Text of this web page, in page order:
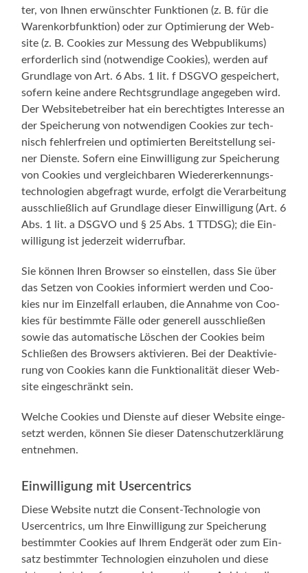
ter, von Ihnen erwünsch­ter Funk­tio­nen (z. B. für die
Waren­korb­funk­ti­on) oder zur Opti­mie­rung der Web­
site (z. B. Coo­kies zur Mes­sung des Web­pu­bli­kums)
erfor­der­lich sind (not­wen­di­ge Coo­kies), wer­den auf
Grund­la­ge von Art. 6 Abs. 1 lit. f DSGVO gespei­chert,
sofern kei­ne ande­re Rechts­grund­la­ge ange­ge­ben wird.
Der Web­site­be­trei­ber hat ein berech­tig­tes Inter­es­se an
der Spei­che­rung von not­wen­di­gen Coo­kies zur tech­
nisch feh­ler­frei­en und opti­mier­ten Bereit­stel­lung sei­
ner Diens­te. Sofern eine Ein­wil­li­gung zur Spei­che­rung
von Coo­kies und ver­gleich­ba­ren Wie­der­erken­nungs­
tech­no­lo­gien abge­fragt wur­de, erfolgt die Ver­ar­bei­tung
aus­schließ­lich auf Grund­la­ge die­ser Ein­wil­li­gung (Art. 6
Abs. 1 lit. a DSGVO und § 25 Abs. 1 TTDSG); die Ein­
wil­li­gung ist jeder­zeit widerrufbar.
Sie kön­nen Ihren Brow­ser so ein­stel­len, dass Sie über
das Set­zen von Coo­kies infor­miert wer­den und Coo­
kies nur im Ein­zel­fall erlau­ben, die Annah­me von Coo­
kies für bestimm­te Fäl­le oder gene­rell aus­schlie­ßen
sowie das auto­ma­ti­sche Löschen der Coo­kies beim
Schlie­ßen des Brow­sers akti­vie­ren. Bei der Deak­ti­vie­
rung von Coo­kies kann die Funk­tio­na­li­tät die­ser Web­
site ein­ge­schränkt sein.
Wel­che Coo­kies und Diens­te auf die­ser Web­site ein­ge­
setzt wer­den, kön­nen Sie die­ser Daten­schutz­er­klä­rung
entnehmen.
Einwilligung mit Usercentrics
Die­se Web­site nutzt die Consent-Technologie von
User­cen­trics, um Ihre Ein­wil­li­gung zur Spei­che­rung
bestimm­ter Coo­kies auf Ihrem End­ge­rät oder zum Ein­
satz bestimm­ter Tech­no­lo­gien ein­zu­ho­len und die­se